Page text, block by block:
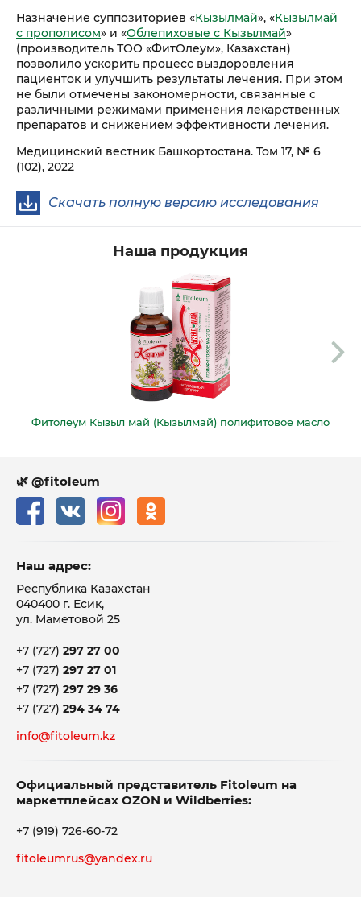
Назначение суппозиториев «Кызылмай», «Кызылмай
с прополисом» и «Облепиховые с Кызылмай»
(производитель ТОО «ФитОлеум», Казахстан)
позволило ускорить процесс выздоровления
пациенток и улучшить результаты лечения. При этом
не были отмечены закономерности, связанные с
различными режимами применения лекарственных
препаратов и снижением эффективности лечения.
Медицинский вестник Башкортостана. Том 17, № 6
(102), 2022
Скачать полную версию исследования
Наша продукция
Фитолеум Кызыл май (Кызылмай) полифитовое масло
🌿 @fitoleum
Наш адрес:
Республика Казахстан
040400 г. Есик,
ул. Маметовой 25
+7 (727) 297 27 00
+7 (727) 297 27 01
+7 (727) 297 29 36
+7 (727) 294 34 74
info@fitoleum.kz
Официальный представитель Fitoleum на
маркетплейсах OZON и Wildberries:
+7 (919) 726-60-72
fitoleumrus@yandex.ru